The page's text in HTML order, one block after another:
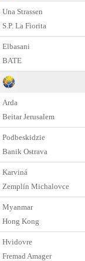
Una Strassen
S.P. La Fiorita
Elbasani
BATE
Arda
Beitar Jerusalem
Podbeskidzie
Banik Ostrava
Karviná
Zemplín Michalovce
Myanmar
Hong Kong
Hvidovre
Fremad Amager